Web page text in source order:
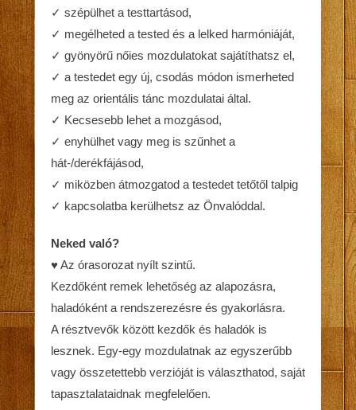
✓ szépülhet a testtartásod,
✓ megélheted a tested és a lelked harmóniáját,
✓ gyönyörű nőies mozdulatokat sajátíthatsz el,
✓ a testedet egy új, csodás módon ismerheted
meg az orientális tánc mozdulatai által.
✓ Kecsesebb lehet a mozgásod,
✓ enyhülhet vagy meg is szűnhet a
hát-/derékfájásod,
✓ miközben átmozgatod a testedet tetőtől talpig
✓ kapcsolatba kerülhetsz az Önvalóddal.
Neked való?
♥ Az órasorozat nyílt szintű.
Kezdőként remek lehetőség az alapozásra,
haladóként a rendszerezésre és gyakorlásra.
A résztvevők között kezdők és haladók is
lesznek. Egy-egy mozdulatnak az egyszerűbb
vagy összetettebb verzióját is választhatod, saját
tapasztalataidnak megfelelően.